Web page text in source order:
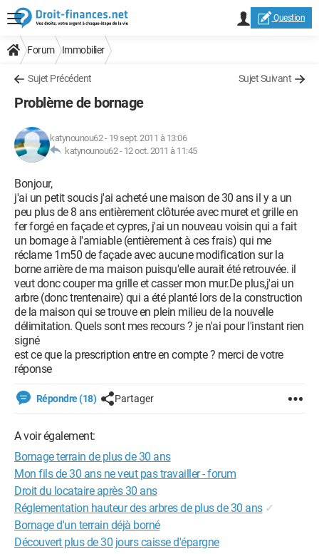
Question
Forum Immobilier
Sujet Précédent Sujet Suivant
Problème de bornage
katynounou62- 19 sept. 2011 à 13:06
katynounou62 - 12 oct. 2011 à 11:45
Bonjour,
j'ai un petit soucis j'ai acheté une maison de 30 ans il y a un
peu plus de 8 ans entièrement clôturée avec muret et grille en
fer forgé en façade et cypres, j'ai un nouveau voisin qui a fait
un bornage à l'amiable (entièrement à ces frais) qui me
réclame 1m50 de façade avec aucune modification sur la
borne arrière de ma maison puisqu'elle aurait été retrouvée. il
veut donc couper ma grille et casser mon mur.De plus,j'ai un
arbre (donc trentenaire) qui a été planté lors de la construction
de la maison qui se trouve en plein milieu de la nouvelle
délimitation. Quels sont mes recours ? je n'ai pour l'instant rien
signé
est ce que la prescription entre en compte ? merci de votre
réponse
Répondre (18) Partager
A voir également:
Bornage terrain de plus de 30 ans
Mon fils de 30 ans ne veut pas travailler - forum
Droit du locataire après 30 ans
Réglementation hauteur des arbres de plus de 30 ans ✓
Bornage d'un terrain déjà borné
Découvert plus de 30 jours caisse d'épargne